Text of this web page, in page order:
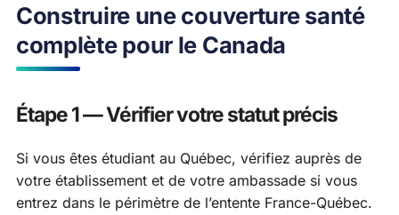
Construire une couverture santé
complète pour le Canada
Étape 1 — Vérifier votre statut précis
Si vous êtes étudiant au Québec, vérifiez auprès de
votre établissement et de votre ambassade si vous
entrez dans le périmètre de l’entente France-Québec.